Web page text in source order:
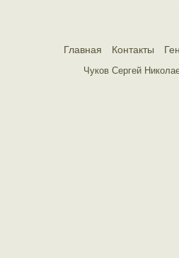
Главная Контакты
Чуков Сергей